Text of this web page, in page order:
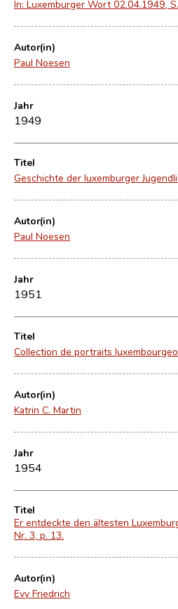
In: Luxemburger Wort 02.04.1949,
Autor(in)
Paul Noesen
Jahr
1949
Titel
Geschichte der luxemburger
Autor(in)
Paul Noesen
Jahr
1951
Titel
Collection de portraits
Autor(in)
Katrin C. Martin
Jahr
1954
Titel
Er entdeckte den ältesten
Nr. 3, p. 13.
Autor(in)
Evy Friedrich